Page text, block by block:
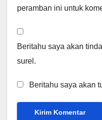
peramban ini untuk
Beritahu saya akan
surel.
Beritahu saya akan